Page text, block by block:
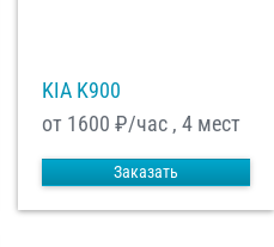
KIA K900
от 1600 ₽/час , 4 мест
Заказать